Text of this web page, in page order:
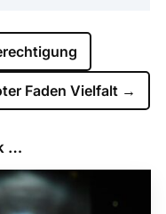
Faden Vielfalt →
…